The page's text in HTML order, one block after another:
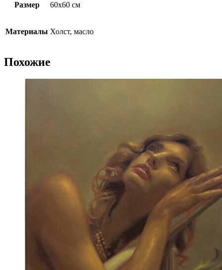
Размер 60х60 см
Материалы Холст, масло
Похожие